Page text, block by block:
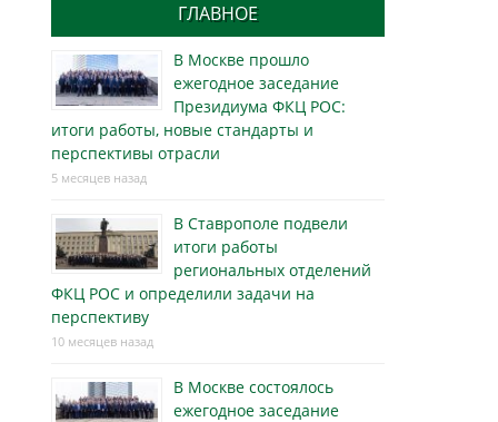
ГЛАВНОЕ
В Москве прошло
ежегодное заседание
Президиума ФКЦ РОС:
итоги работы, новые стандарты и
перспективы отрасли
5 месяцев назад
В Ставрополе подвели
итоги работы
региональных отделений
ФКЦ РОС и определили задачи на
перспективу
10 месяцев назад
В Москве состоялось
ежегодное заседание